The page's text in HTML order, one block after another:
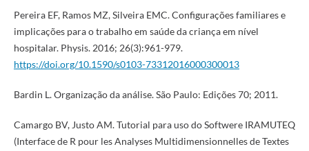
Pereira EF, Ramos MZ, Silveira EMC. Configurações familiares e
implicações para o trabalho em saúde da criança em nível
hospitalar. Physis. 2016; 26(3):961-979.
https://doi.org/10.1590/s0103-73312016000300013
Bardin L. Organização da análise. São Paulo: Edições 70; 2011.
Camargo BV, Justo AM. Tutorial para uso do Softwere IRAMUTEQ
(Interface de R pour les Analyses Multidimensionnelles de Textes